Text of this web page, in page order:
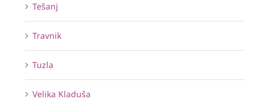
Tešanj
Travnik
Tuzla
Velika Kladuša